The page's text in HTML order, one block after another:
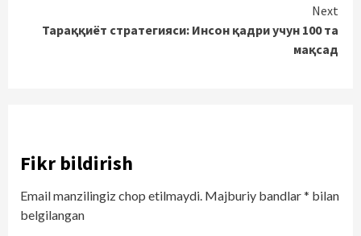
Next
Тараққиёт стратегияси: Инсон қадри учун 100 та
мақсад
Fikr bildirish
Email manzilingiz chop etilmaydi. Majburiy bandlar* bilan
belgilangan